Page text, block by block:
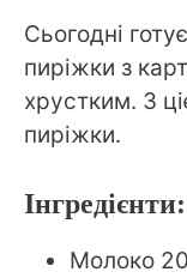
Сьогодні
пиріжки з
хрустким. З
пиріжки.
Інгредієнти:
Молоко